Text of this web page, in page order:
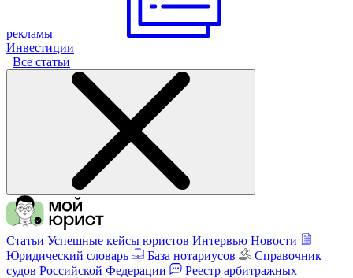
рекламы
Инвестиции
Все статьи
Статьи Успешные кейсы юристов Интервью Новости
Юридический словарь
База нотариусов
Справочник
судов Российской Федерации
Реестр арбитражных